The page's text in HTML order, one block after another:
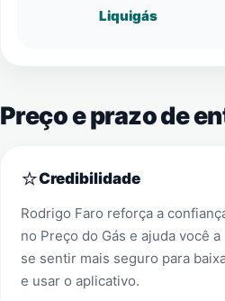
Liquigás
Preço e prazo de
⭐Credibilidade
Rodrigo Faro reforça a
no Preço do Gás e ajuda você a
se sentir mais seguro para
e usar o aplicativo.